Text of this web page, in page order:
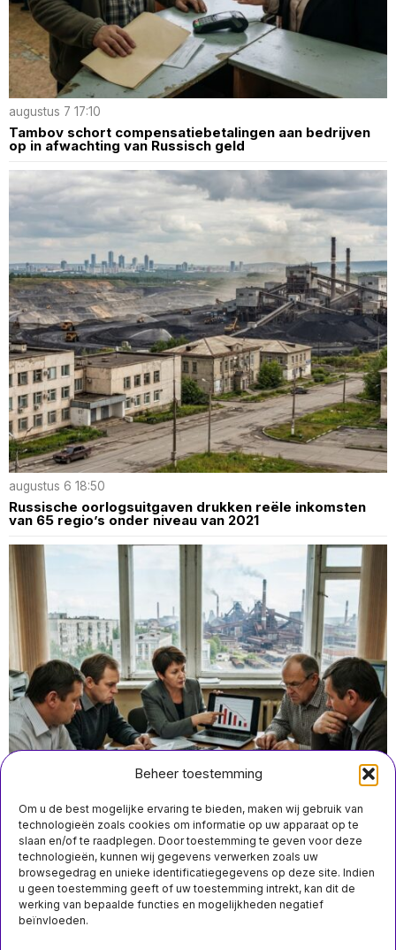
Beheer toestemming
Om u de best mogelijke ervaring te bieden, maken wij gebruik van
technologieën zoals cookies om informatie op uw apparaat op te
slaan en/of te raadplegen. Door toestemming te geven voor deze
technologieën, kunnen wij gegevens verwerken zoals uw
browsegedrag en unieke identificatiegegevens op deze site. Indien
u geen toestemming geeft of uw toestemming intrekt, kan dit de
werking van bepaalde functies en mogelijkheden negatief
beïnvloeden.
augustus 7 17:10
Tambov schort compensatiebetalingen aan bedrijven
op in afwachting van Russisch geld
augustus 6 18:50
Russische oorlogsuitgaven drukken reële inkomsten
van 65 regio’s onder niveau van 2021
augustus 5 18:30
Kremlinbeleid laat reële inkomsten van 65 Russische
regio’s dalen